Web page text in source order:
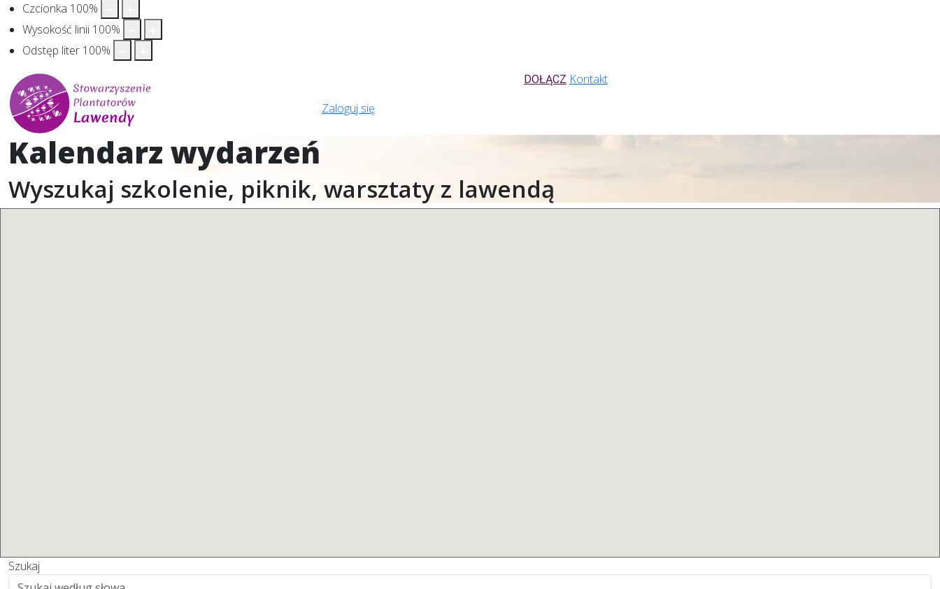
Czcionka 100%
Wysokość linii 100%
Odstęp liter 100%
DOŁĄCZ Kontakt
Zaloguj się
Kalendarz wydarzeń
Wyszukaj szkolenie, piknik, warsztaty z lawendą
Szukaj